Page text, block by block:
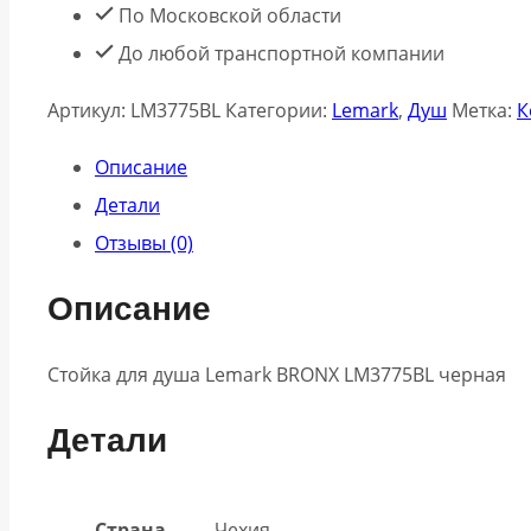
По Московской области
До любой транспортной компании
Артикул: LM3775BL Категории: Lemark, Душ Метка:
Описание
Детали
Отзывы (0)
Описание
Стойка для душа Lemark BRONX LM3775BL черная
Детали